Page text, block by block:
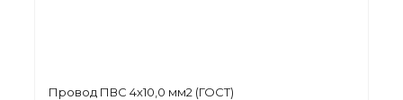
Провод ПВС 4х10,0 мм2 (ГОСТ)